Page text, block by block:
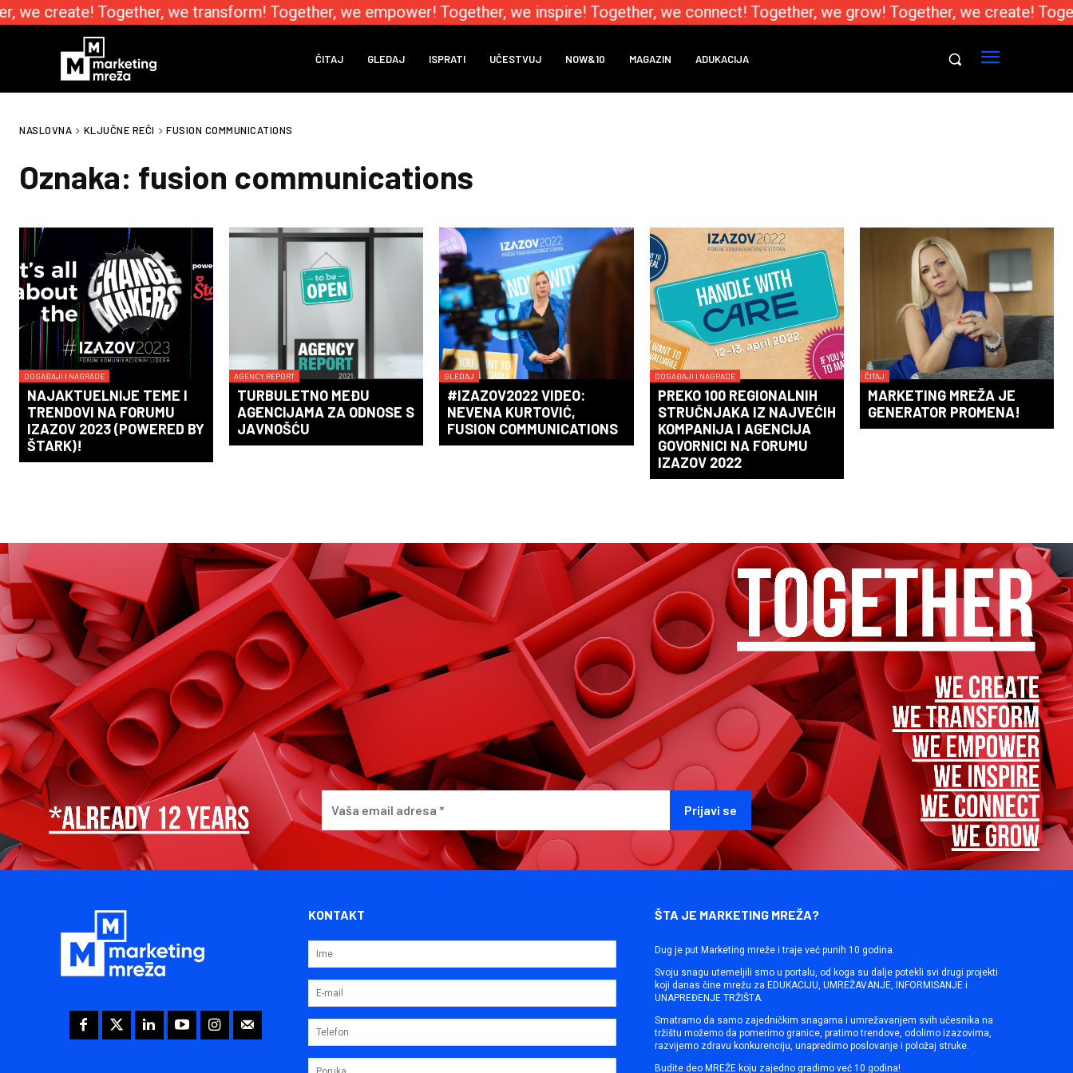
we create! Together, we transform! Together, we empower! Together, we inspire! Together, we connect! Together, we grow! Together, we create!
ČITAJ GLEDAJ ISPRATI UČESTVUJ NOW&10 MAGAZIN ADUKACIJA
NASLOVNA KLJUČNE REČI FUSION COMMUNICATIONS
Oznaka: fusion communications
DOGAĐAJI I NAGRADE
NAJAKTUELNIJE TEME I
TRENDOVI NA FORUMU
IZAZOV 2023 (POWERED BY
ŠTARK)!
AGENCY REPORT
TURBULETNO MEĐU
AGENCIJAMA ZA ODNOSE S
JAVNOŠĆU
GLEDAJ
#IZAZOV2022 VIDEO:
NEVENA KURTOVIĆ,
FUSION COMMUNICATIONS
DOGAĐAJI I NAGRADE
PREKO 100 REGIONALNIH
STRUČNJAKA IZ NAJVEĆIH
KOMPANIJA I AGENCIJA
GOVORNICI NA FORUMU
IZAZOV 2022
ČITAJ
MARKETING MREŽA JE
GENERATOR PROMENA!
KONTAKT ŠTA JE MARKETING MREŽA?
Dug je put Marketing mreže i traje već punih 10 godina.
Svoju snagu utemeljili smo u portalu, od koga su dalje potekli svi drugi projekti
koji danas čine mrežu za EDUKACIJU, UMREŽAVANJE, INFORMISANJE i
UNAPREĐENJE TRŽIŠTA.
Smatramo da samo zajedničkim snagama i umrežavanjem svih učesnika na
tržištu možemo da pomerimo granice, pratimo trendove, odolimo izazovima,
razvijemo zdravu konkurenciju, unapredimo poslovanje i položaj struke.
Budite deo MREŽE koju zajedno gradimo već 10 godina!